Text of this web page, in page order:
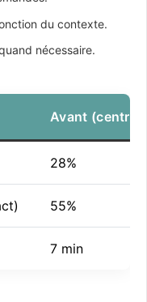
du contexte.
nécessaire.
Avant (centre
28%
55%
7 min